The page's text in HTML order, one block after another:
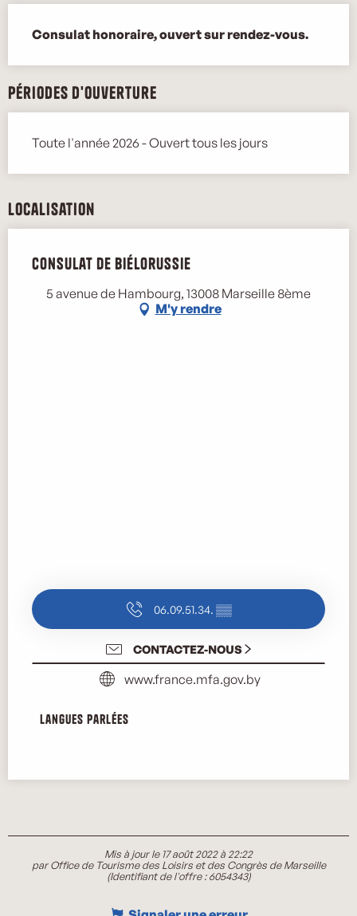
Consulat honoraire, ouvert sur rendez-vous.
Périodes d'ouverture
Toute l'année 2026 - Ouvert tous les jours
Localisation
Consulat de Biélorussie
5 avenue de Hambourg, 13008 Marseille 8ème
M'y rendre
06.09.51.34. ▒▒
CONTACTEZ-NOUS
www.france.mfa.gov.by
Langues parlées
Langues parlées
Mis à jour le 17 août 2022 à 22:22
par Office de Tourisme des Loisirs et des Congrès de Marseille
(Identifiant de l'offre :6054343)